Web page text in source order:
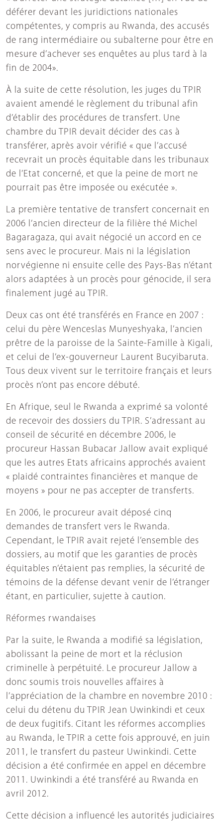
déférer devant les juridictions nationales
compétentes, y compris au Rwanda, des accusés
de rang intermédiaire ou subalterne pour être en
mesure d’achever ses enquêtes au plus tard à la
fin de 2004».
À la suite de cette résolution, les juges du TPIR
avaient amendé le règlement du tribunal afin
d’établir des procédures de transfert. Une
chambre du TPIR devait décider des cas à
transférer, après avoir vérifié « que l’accusé
recevrait un procès équitable dans les tribunaux
de l’Etat concerné, et que la peine de mort ne
pourrait pas être imposée ou exécutée ».
La première tentative de transfert concernait en
2006 l’ancien directeur de la filière thé Michel
Bagaragaza, qui avait négocié un accord en ce
sens avec le procureur. Mais ni la législation
norvégienne ni ensuite celle des Pays-Bas n’étant
alors adaptées à un procès pour génocide, il sera
finalement jugé au TPIR.
Deux cas ont été transférés en France en 2007 :
celui du père Wenceslas Munyeshyaka, l’ancien
prêtre de la paroisse de la Sainte-Famille à Kigali,
et celui de l’ex-gouverneur Laurent Bucyibaruta.
Tous deux vivent sur le territoire français et leurs
procès n’ont pas encore débuté.
En Afrique, seul le Rwanda a exprimé sa volonté
de recevoir des dossiers du TPIR. S’adressant au
conseil de sécurité en décembre 2006, le
procureur Hassan Bubacar Jallow avait expliqué
que les autres Etats africains approchés avaient
« plaidé contraintes financières et manque de
moyens » pour ne pas accepter de transferts.
En 2006, le procureur avait déposé cinq
demandes de transfert vers le Rwanda.
Cependant, le TPIR avait rejeté l’ensemble des
dossiers, au motif que les garanties de procès
équitables n’étaient pas remplies, la sécurité de
témoins de la défense devant venir de l’étranger
étant, en particulier, sujette à caution.
Réformes rwandaises
Par la suite, le Rwanda a modifié sa législation,
abolissant la peine de mort et la réclusion
criminelle à perpétuité. Le procureur Jallow a
donc soumis trois nouvelles affaires à
l’appréciation de la chambre en novembre 2010 :
celui du détenu du TPIR Jean Uwinkindi et ceux
de deux fugitifs. Citant les réformes accomplies
au Rwanda, le TPIR a cette fois approuvé, en juin
2011, le transfert du pasteur Uwinkindi. Cette
décision a été confirmée en appel en décembre
2011. Uwinkindi a été transféré au Rwanda en
avril 2012.
Cette décision a influencé les autorités judiciaires